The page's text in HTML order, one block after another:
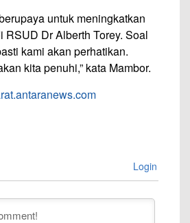
untuk meningkatkan
RSUD Dr Alberth Torey. Soal
kami akan perhatikan.
kita penuhi,” kata Mambor.
Login